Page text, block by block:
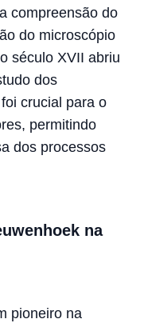
compreensão do
do microscópio
século XVII abriu
dos
crucial para o
permitindo
dos processos
na
pioneiro na